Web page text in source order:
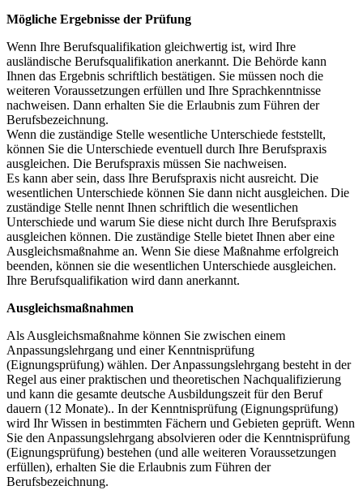
Mögliche Ergebnisse der Prüfung
Wenn Ihre Berufsqualifikation gleichwertig ist, wird Ihre
ausländische Berufsqualifikation anerkannt. Die Behörde kann
Ihnen das Ergebnis schriftlich bestätigen. Sie müssen noch die
weiteren Voraussetzungen erfüllen und Ihre Sprachkenntnisse
nachweisen. Dann erhalten Sie die Erlaubnis zum Führen der
Berufsbezeichnung.
Wenn die zuständige Stelle wesentliche Unterschiede feststellt,
können Sie die Unterschiede eventuell durch Ihre Berufspraxis
ausgleichen. Die Berufspraxis müssen Sie nachweisen.
Es kann aber sein, dass Ihre Berufspraxis nicht ausreicht. Die
wesentlichen Unterschiede können Sie dann nicht ausgleichen. Die
zuständige Stelle nennt Ihnen schriftlich die wesentlichen
Unterschiede und warum Sie diese nicht durch Ihre Berufspraxis
ausgleichen können. Die zuständige Stelle bietet Ihnen aber eine
Ausgleichsmaßnahme an. Wenn Sie diese Maßnahme erfolgreich
beenden, können sie die wesentlichen Unterschiede ausgleichen.
Ihre Berufsqualifikation wird dann anerkannt.
Ausgleichsmaßnahmen
Als Ausgleichsmaßnahme können Sie zwischen einem
Anpassungslehrgang und einer Kenntnisprüfung
(Eignungsprüfung) wählen. Der Anpassungslehrgang besteht in der
Regel aus einer praktischen und theoretischen Nachqualifizierung
und kann die gesamte deutsche Ausbildungszeit für den Beruf
dauern (12 Monate).. In der Kenntnisprüfung (Eignungsprüfung)
wird Ihr Wissen in bestimmten Fächern und Gebieten geprüft. Wenn
Sie den Anpassungslehrgang absolvieren oder die Kenntnisprüfung
(Eignungsprüfung) bestehen (und alle weiteren Voraussetzungen
erfüllen), erhalten Sie die Erlaubnis zum Führen der
Berufsbezeichnung.